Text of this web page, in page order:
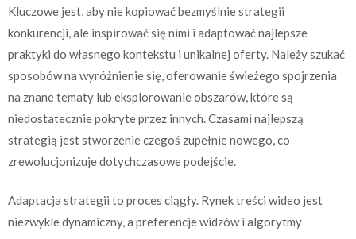
Kluczowe jest, aby nie kopiować bezmyślnie strategii
konkurencji, ale inspirować się nimi i adaptować najlepsze
praktyki do własnego kontekstu i unikalnej oferty. Należy szukać
sposobów na wyróżnienie się, oferowanie świeżego spojrzenia
na znane tematy lub eksplorowanie obszarów, które są
niedostatecznie pokryte przez innych. Czasami najlepszą
strategią jest stworzenie czegoś zupełnie nowego, co
zrewolucjonizuje dotychczasowe podejście.
Adaptacja strategii to proces ciągły. Rynek treści wideo jest
niezwykle dynamiczny, a preferencje widzów i algorytmy